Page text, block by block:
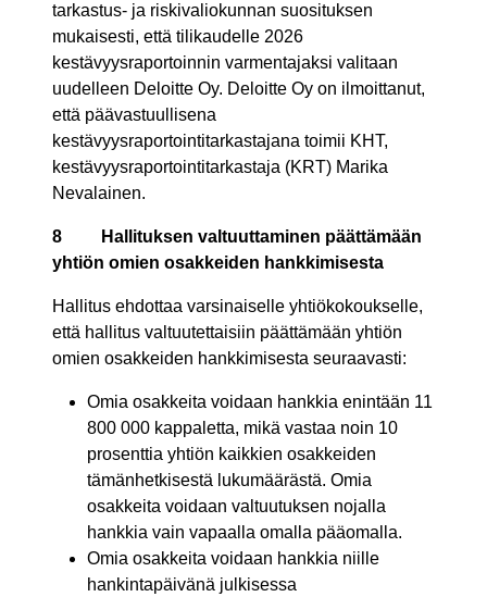
tarkastus- ja riskivaliokunnan suosituksen
mukaisesti, että tilikaudelle 2026
kestävyysraportoinnin varmentajaksi valitaan
uudelleen Deloitte Oy. Deloitte Oy on ilmoittanut,
että päävastuullisena
kestävyysraportointitarkastajana toimii KHT,
kestävyysraportointitarkastaja (KRT) Marika
Nevalainen.
8
Hallituksen valtuuttaminen päättämään
yhtiön omien osakkeiden hankkimisesta
Hallitus ehdottaa varsinaiselle yhtiökokoukselle,
että hallitus valtuutettaisiin päättämään yhtiön
omien osakkeiden hankkimisesta seuraavasti:
Omia osakkeita voidaan hankkia enintään 11
800 000 kappaletta, mikä vastaa noin 10
prosenttia yhtiön kaikkien osakkeiden
tämänhetkisestä lukumäärästä. Omia
osakkeita voidaan valtuutuksen nojalla
hankkia vain vapaalla omalla pääomalla.
Omia osakkeita voidaan hankkia niille
hankintapäivänä julkisessa